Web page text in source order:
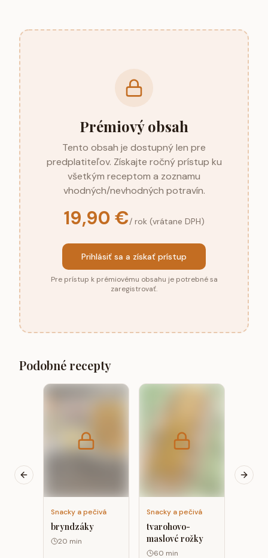
Prémiový obsah
Tento obsah je dostupný len pre
predplatiteľov. Získajte ročný prístup ku
všetkým receptom a zoznamu
vhodných/nevhodných potravín.
19,90 €/ rok (vrátane DPH)
Prihlásiť sa a získať prístup
Pre prístup k prémiovému obsahu je potrebné sa
zaregistrovať.
Podobné recepty
Snacky a pečivá
bryndzáky
20 min
Snacky a pečivá
tvarohovo-
maslové rožky
60 min
Previous slide Next